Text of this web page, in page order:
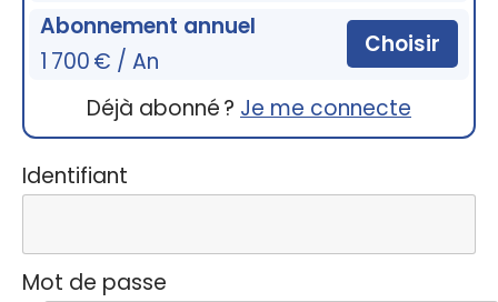
Abonnement annuel
1 700 € / An
Choisir
Déjà abonné ? Je me connecte
Identifiant
Mot de passe